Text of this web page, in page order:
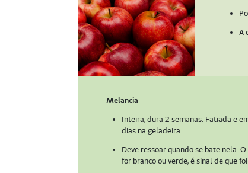
A
Melancia
Inteira, dura 2 semanas. Fatiada e
dias na geladeira.
Deve ressoar quando se bate nela.
for branco ou verde, é sinal de que